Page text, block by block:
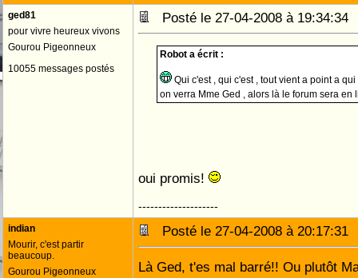
ged81
pour vivre heureux vivons
Gourou Pigeonneux
10055 messages postés
Posté le 27-04-2008 à
Robot a écrit :
Qui c'est , qui c'est , tout vient a point a
on verra Mme Ged , alors là le forum sera
oui promis!
--------------------
indian
Mourir, c'est partir
beaucoup.
Gourou Pigeonneux
Posté le 27-04-2008 à
Là Ged, t'es mal barré!! Ou plutôt